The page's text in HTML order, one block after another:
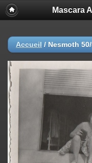
Mascara
Accueil / Nesmoth